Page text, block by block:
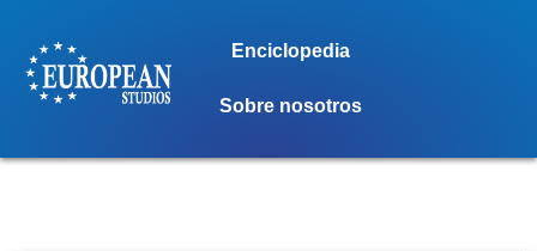
Enciclopedia
Sobre nosotros